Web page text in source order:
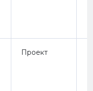
Проект